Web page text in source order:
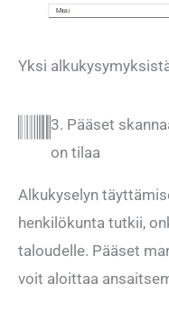
Yksi
3. Pääset
on tilaa
Alkukyselyn
henkilökunta tutkii,
taloudelle. Pääset
voit aloittaa